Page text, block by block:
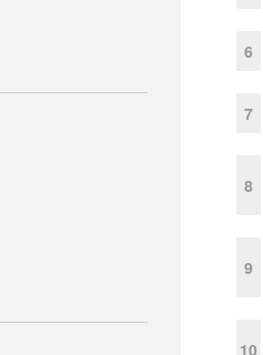
6
7
8
9
10